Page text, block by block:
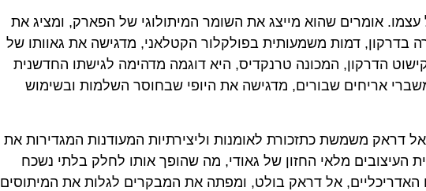
אומרים שהוא מייצג את השומר המיתולוגי של הפארק, ומציג את
בדרקון, דמות משמעותית בפולקלור הקטלאני, מדגישה את גאוותו של
הדרקון, המכונה טרנקדיס, היא דוגמה מדהימה לגישתו החדשנית
אריחים שבורים, מדגישה את היופי שבחוסר השלמות ובשימוש
דראק משמשת כתזכורת לאומנות וליצירתיות המעודנות המגדירות את
העיצובים מלאי החזון של גאודי, מה שהופך אותו לחלק בלתי נשכח
האדריכליים, אל דראק בולט, ומפתה את המבקרים לגלות את המיתוסים